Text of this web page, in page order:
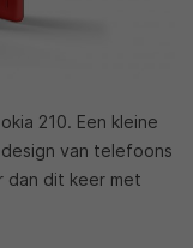
210. Een kleine
van telefoons
dan dit keer met